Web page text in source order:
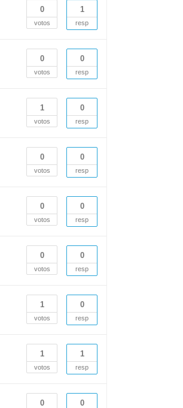
0
votos
1
resp
0
votos
0
resp
1
votos
0
resp
0
votos
0
resp
0
votos
0
resp
0
votos
0
resp
1
votos
0
resp
1
votos
1
resp
0 0